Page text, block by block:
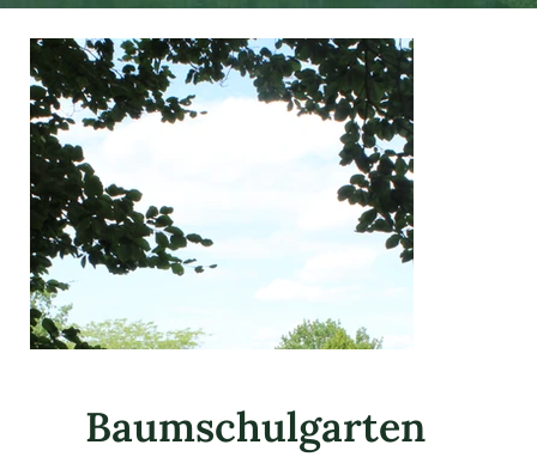
Baumschulgarten